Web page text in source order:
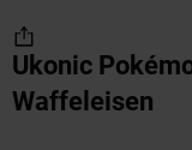
Ukonic
Waffeleisen